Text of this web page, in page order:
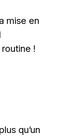
mise en
!
qu’un